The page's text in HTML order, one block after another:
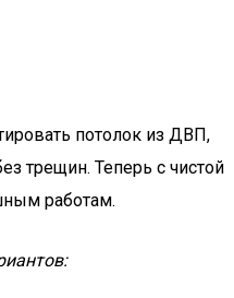
потолок из ДВП,
трещин. Теперь с чистой
работам.